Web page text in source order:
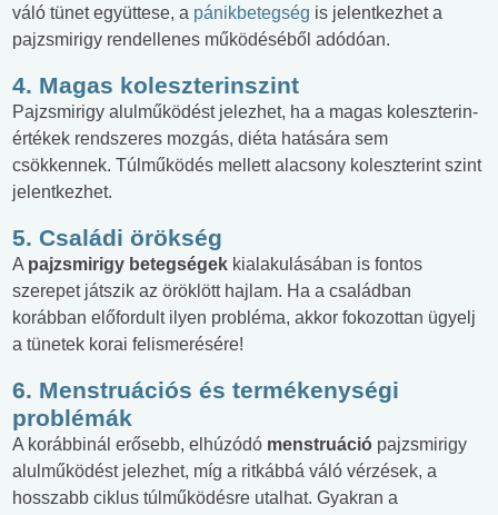
váló tünet együttese, a pánikbetegség is jelentkezhet a
pajzsmirigy rendellenes működéséből adódóan.
4. Magas koleszterinszint
Pajzsmirigy alulműködést jelezhet, ha a magas koleszterin-
értékek rendszeres mozgás, diéta hatására sem
csökkennek. Túlműködés mellett alacsony koleszterint szint
jelentkezhet.
5. Családi örökség
A pajzsmirigy betegségek kialakulásában is fontos
szerepet játszik az öröklött hajlam. Ha a családban
korábban előfordult ilyen probléma, akkor fokozottan ügyelj
a tünetek korai felismerésére!
6. Menstruációs és termékenységi
problémák
A korábbinál erősebb, elhúzódó menstruáció pajzsmirigy
alulműködést jelezhet, míg a ritkábbá váló vérzések, a
hosszabb ciklus túlműködésre utalhat. Gyakran a